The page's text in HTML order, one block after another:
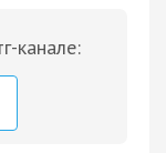
канале: